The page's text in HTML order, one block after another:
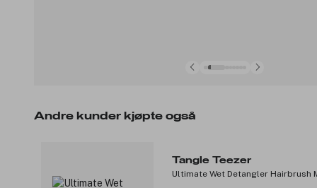
Andre kunder kjøpte også
Tangle Teezer
Ultimate Wet Detangler Hairbrush